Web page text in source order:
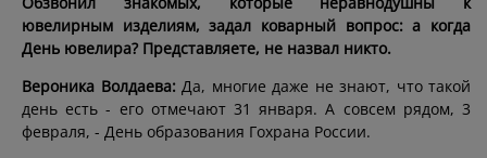
ювелирным изделиям, задал коварный вопрос: а когда
День ювелира? Представляете, не назвал никто.
Вероника Волдаева: Да, многие даже не знают, что такой
день есть - его отмечают 31 января. А совсем рядом, 3
февраля, - День образования Гохрана России.